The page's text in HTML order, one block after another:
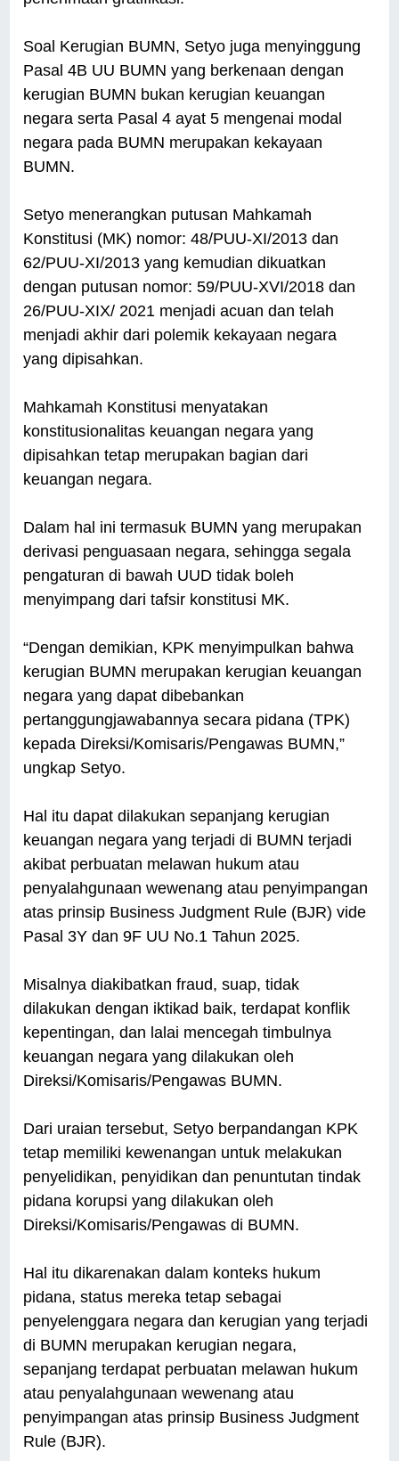
Soal Kerugian BUMN, Setyo juga menyinggung
Pasal 4B UU BUMN yang berkenaan dengan
kerugian BUMN bukan kerugian keuangan
negara serta Pasal 4 ayat 5 mengenai modal
negara pada BUMN merupakan kekayaan
BUMN.
Setyo menerangkan putusan Mahkamah
Konstitusi (MK) nomor: 48/PUU-XI/2013 dan
62/PUU-XI/2013 yang kemudian dikuatkan
dengan putusan nomor: 59/PUU-XVI/2018 dan
26/PUU-XIX/ 2021 menjadi acuan dan telah
menjadi akhir dari polemik kekayaan negara
yang dipisahkan.
Mahkamah Konstitusi menyatakan
konstitusionalitas keuangan negara yang
dipisahkan tetap merupakan bagian dari
keuangan negara.
Dalam hal ini termasuk BUMN yang merupakan
derivasi penguasaan negara, sehingga segala
pengaturan di bawah UUD tidak boleh
menyimpang dari tafsir konstitusi MK.
“Dengan demikian, KPK menyimpulkan bahwa
kerugian BUMN merupakan kerugian keuangan
negara yang dapat dibebankan
pertanggungjawabannya secara pidana (TPK)
kepada Direksi/Komisaris/Pengawas BUMN,”
ungkap Setyo.
Hal itu dapat dilakukan sepanjang kerugian
keuangan negara yang terjadi di BUMN terjadi
akibat perbuatan melawan hukum atau
penyalahgunaan wewenang atau penyimpangan
atas prinsip Business Judgment Rule (BJR) vide
Pasal 3Y dan 9F UU No.1 Tahun 2025.
Misalnya diakibatkan fraud, suap, tidak
dilakukan dengan iktikad baik, terdapat konflik
kepentingan, dan lalai mencegah timbulnya
keuangan negara yang dilakukan oleh
Direksi/Komisaris/Pengawas BUMN.
Dari uraian tersebut, Setyo berpandangan KPK
tetap memiliki kewenangan untuk melakukan
penyelidikan, penyidikan dan penuntutan tindak
pidana korupsi yang dilakukan oleh
Direksi/Komisaris/Pengawas di BUMN.
Hal itu dikarenakan dalam konteks hukum
pidana, status mereka tetap sebagai
penyelenggara negara dan kerugian yang terjadi
di BUMN merupakan kerugian negara,
sepanjang terdapat perbuatan melawan hukum
atau penyalahgunaan wewenang atau
penyimpangan atas prinsip Business Judgment
Rule (BJR).